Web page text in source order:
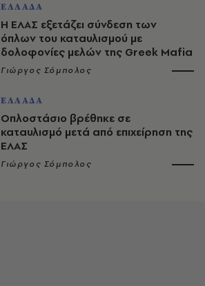
ΕΛΛΑΔΑ
Η ΕΛΑΣ εξετάζει σύνδεση των
όπλων του καταυλισμού με
δολοφονίες μελών της Greek Mafia
Γιώργος Σόμπολος
ΕΛΛΑΔΑ
Οπλοστάσιο βρέθηκε σε
καταυλισμό μετά από επιχείρηση της
ΕΛΑΣ
Γιώργος Σόμπολος